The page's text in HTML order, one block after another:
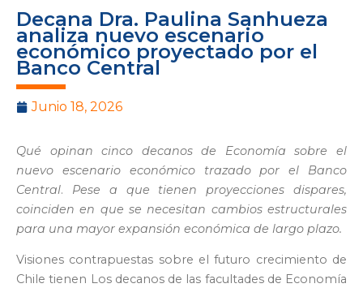
Decana Dra. Paulina Sanhueza
analiza nuevo escenario
económico proyectado por el
Banco Central
Junio 18, 2026
Qué opinan cinco decanos de Economía sobre el
nuevo escenario económico trazado por el Banco
Central. Pese a que tienen proyecciones dispares,
coinciden en que se necesitan cambios estructurales
para una mayor expansión económica de largo plazo.
Visiones contrapuestas sobre el futuro crecimiento de
Chile tienen Los decanos de las facultades de Economía